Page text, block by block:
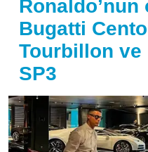
Bugatti
Tourbillon ve
SP3